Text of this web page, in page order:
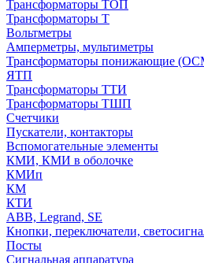
Трансформаторы ТОП
Трансформаторы Т
Вольтметры
Амперметры, мультиметры
Трансформаторы понижающие
ЯТП
Трансформаторы ТТИ
Трансформаторы ТШП
Счетчики
Пускатели, контакторы
Вспомогательные элементы
КМИ, КМИ в оболочке
КМИп
КМ
КТИ
ABB, Legrand, SE
Кнопки, переключатели,
Посты
Cигнальная аппаратура